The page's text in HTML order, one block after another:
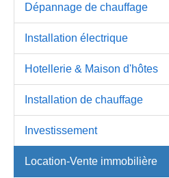
Dépannage de chauffage
Installation électrique
Hotellerie & Maison d'hôtes
Installation de chauffage
Investissement
Location-Vente immobilière